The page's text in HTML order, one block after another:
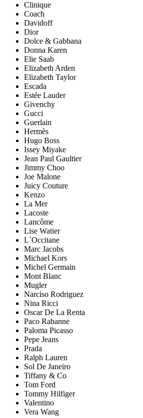
Clinique
Coach
Davidoff
Dior
Dolce & Gabbana
Donna Karen
Elie Saab
Elizabeth Arden
Elizabeth Taylor
Escada
Estée Lauder
Givenchy
Gucci
Guerlain
Hermès
Hugo Boss
Issey Miyake
Jean Paul Gaultier
Jimmy Choo
Joe Malone
Juicy Couture
Kenzo
La Mer
Lacoste
Lancôme
Lise Watier
L`Occitane
Marc Jacobs
Michael Kors
Michel Germain
Mont Blanc
Mugler
Narciso Rodriguez
Nina Ricci
Oscar De La Renta
Paco Rabanne
Paloma Picasso
Pepe Jeans
Prada
Ralph Lauren
Sol De Janeiro
Tiffany & Co
Tom Ford
Tommy Hilfiger
Valentino
Vera Wang